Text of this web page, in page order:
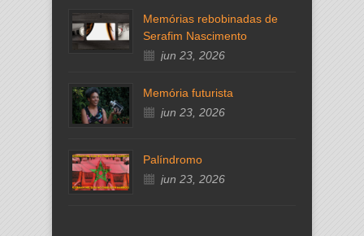
Memórias rebobinadas de
Serafim Nascimento
jun 23, 2026
Memória futurista
jun 23, 2026
Palíndromo
jun 23, 2026